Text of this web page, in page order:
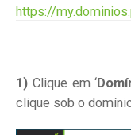
https://
1) Clique em ‘
clique sob o